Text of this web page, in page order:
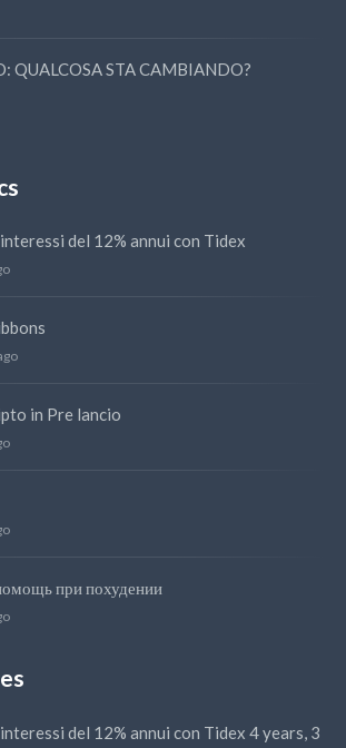
QUALCOSA STA CAMBIANDO?
del 12% annui con Tidex
in Pre lancio
при похудении
del 12% annui con Tidex 4 years, 3